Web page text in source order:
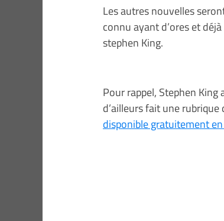
Les autres nouvelles
connu ayant d’ores et
stephen King.
Pour rappel, Stephen King
d’ailleurs fait une rubrique
disponible gratuitement